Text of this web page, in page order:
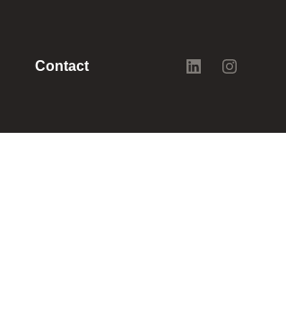
Contact